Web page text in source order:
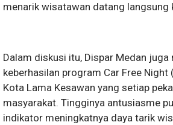
menarik wisatawan datang langsung
Dalam diskusi itu, Dispar Medan juga
keberhasilan program Car Free Night
Kota Lama Kesawan yang setiap
masyarakat. Tingginya antusiasme
indikator meningkatnya daya tarik